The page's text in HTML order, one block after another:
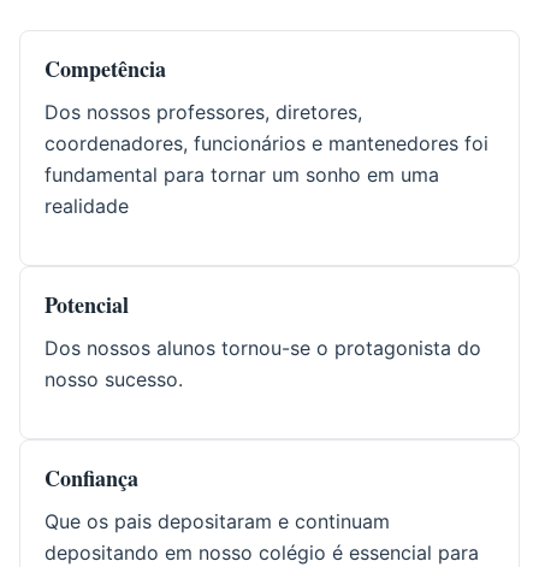
Competência
Dos nossos professores, diretores,
coordenadores, funcionários e mantenedores foi
fundamental para tornar um sonho em uma
realidade
Potencial
Dos nossos alunos tornou-se o protagonista do
nosso sucesso.
Confiança
Que os pais depositaram e continuam
depositando em nosso colégio é essencial para